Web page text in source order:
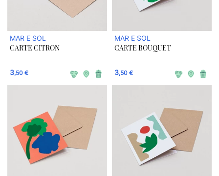
MAR E SOL
CARTE CITRON
3,50 €
MAR E SOL
CARTE BOUQUET
3,50 €